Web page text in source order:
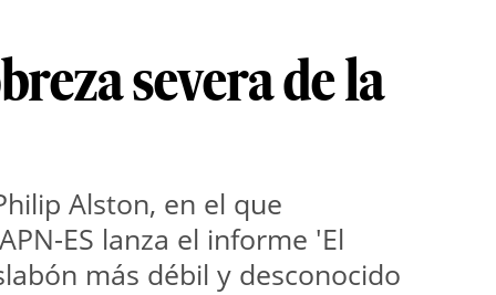
severa de la
Alston, en el que
ES lanza el informe 'El
más débil y desconocido